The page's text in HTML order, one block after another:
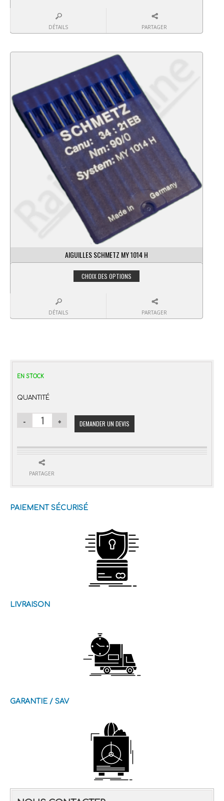
DÉTAILS PARTAGER
AIGUILLES SCHMETZ MY 1014 H
CHOIX DES OPTIONS
DÉTAILS PARTAGER
EN STOCK
QUANTITÉ
DEMANDER UN DEVIS
PARTAGER
PAIEMENT SÉCURISÉ
LIVRAISON
GARANTIE / SAV